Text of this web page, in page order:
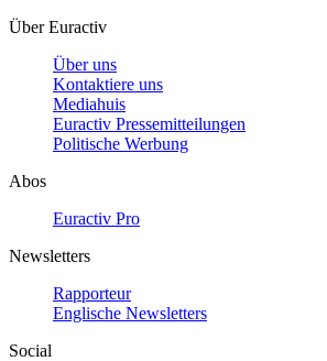
Über Euractiv
Über uns
Kontaktiere uns
Mediahuis
Euractiv Pressemitteilungen
Politische Werbung
Abos
Euractiv Pro
Newsletters
Rapporteur
Englische Newsletters
Social